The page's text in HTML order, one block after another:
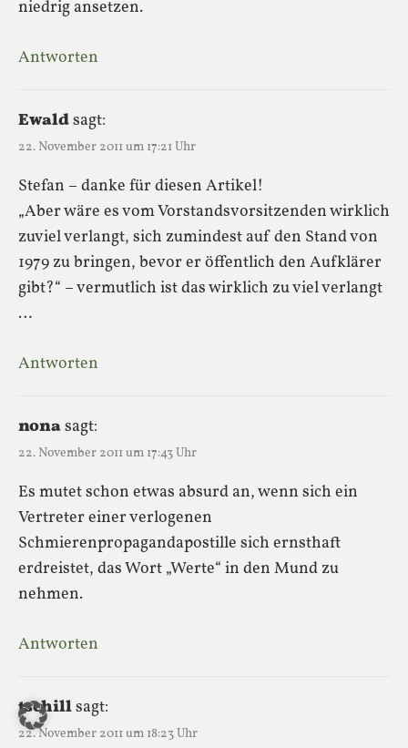
niedrig ansetzen.
Antworten
Ewaldsagt:
22. November 2011 um 17:21 Uhr
Stefan – danke für diesen Artikel!
„Aber wäre es vom Vorstandsvorsitzenden wirklich
zuviel verlangt, sich zumindest auf den Stand von
1979 zu bringen, bevor er öffentlich den Aufklärer
gibt?“ – vermutlich ist das wirklich zu viel verlangt
…
Antworten
nonasagt:
22. November 2011 um 17:43 Uhr
Es mutet schon etwas absurd an, wenn sich ein
Vertreter einer verlogenen
Schmierenpropagandapostille sich ernsthaft
erdreistet, das Wort „Werte“ in den Mund zu
nehmen.
Antworten
tschillsagt:
22. November 2011 um 18:23 Uhr